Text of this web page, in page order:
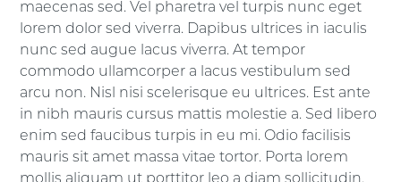
maecenas sed. Vel pharetra vel turpis nunc eget
lorem dolor sed viverra. Dapibus ultrices in iaculis
nunc sed augue lacus viverra. At tempor
commodo ullamcorper a lacus vestibulum sed
arcu non. Nisl nisi scelerisque eu ultrices. Est ante
in nibh mauris cursus mattis molestie a. Sed libero
enim sed faucibus turpis in eu mi. Odio facilisis
mauris sit amet massa vitae tortor. Porta lorem